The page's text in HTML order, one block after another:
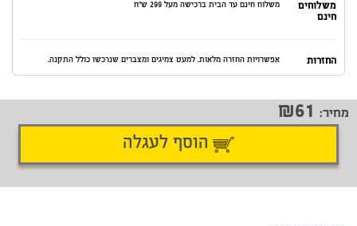
משלוחים
חינם
משלוח חינם עד הבית ברכישה מעל 299 ש"ח
החזרות אפשרויות החזרה מלאות. למעט צמיגים ומצברים שנרכשו כולל התקנה.
שתף דיווח על טעות
מחיר: 61
הוסף לעגלה